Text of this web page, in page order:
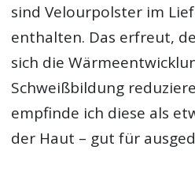
sind Velourpolster im
enthalten. Das erfreut,
sich die
Schweißbildung
empfinde ich diese als
der Haut – gut für